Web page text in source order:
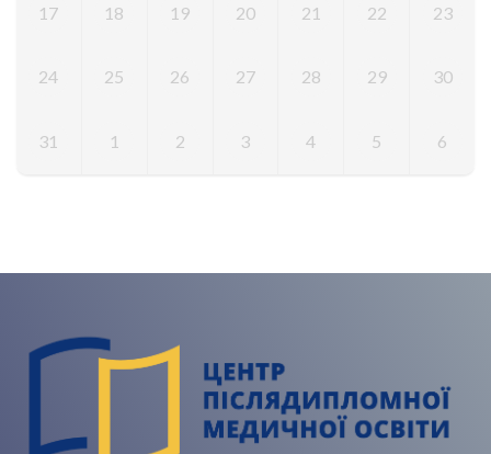
17 18 19 20 21 22 23
24 25 26 27 28 29 30
31 1 2 3 4 5 6